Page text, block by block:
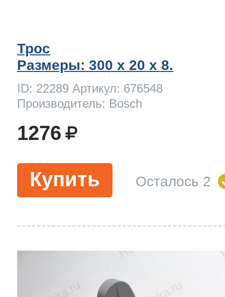
Трос
Размеры: 300 x 20 х 8.
ID: 22289 Артикул: 676548
Производитель: Bosch
1276
Купить Осталось 2